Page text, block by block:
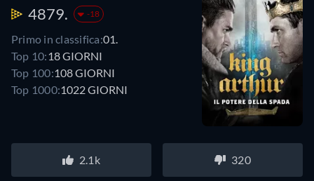
4879. -18
Primo in classifica:01.
Top 10: 18 GIORNI
Top 100:108 GIORNI
Top 1000:1022 GIORNI
2.1k 320